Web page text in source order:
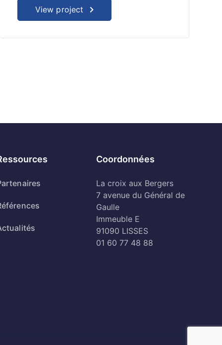
View project
Coordonnées
La croix aux Bergers
7 avenue du Général de
Gaulle
Immeuble E
91090 LISSES
01 60 77 48 88